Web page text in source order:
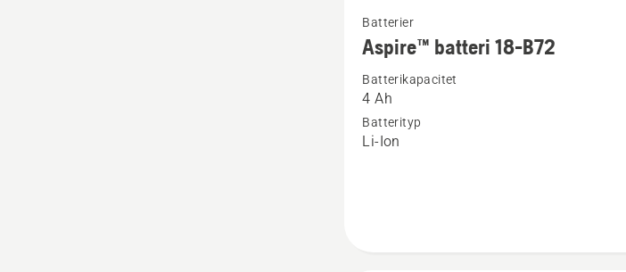
mer
information
om
batteri
Batterier
Aspire™ batteri 18-B72
Batterikapacitet
4 Ah
Batterityp
Li-Ion